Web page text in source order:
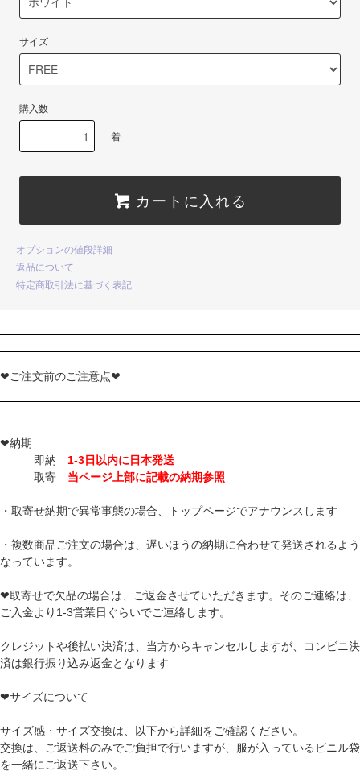
サイズ
購入数
着
カートに入れる
オプションの値段詳細
返品について
特定商取引法に基づく表記
❤ご注文前のご注意点❤
❤納期
即納 1-3日以内に日本発送
取寄 当ページ上部に記載の納期参照
・取寄せ納期で異常事態の場合、トップページでアナウンスします
・複数商品ご注文の場合は、遅いほうの納期に合わせて発送されるよう
なっています。
❤取寄せで欠品の場合は、ご返金させていただきます。そのご連絡は、
ご入金より1-3営業日ぐらいでご連絡します。
クレジットや後払い決済は、当方からキャンセルしますが、コンビニ決
済は銀行振り込み返金となります
❤サイズについて
サイズ感・サイズ交換は、以下から詳細をご確認ください。
交換は、ご返送料のみでご負担で行いますが、服が入っているビニル袋
を一緒にご返送下さい。